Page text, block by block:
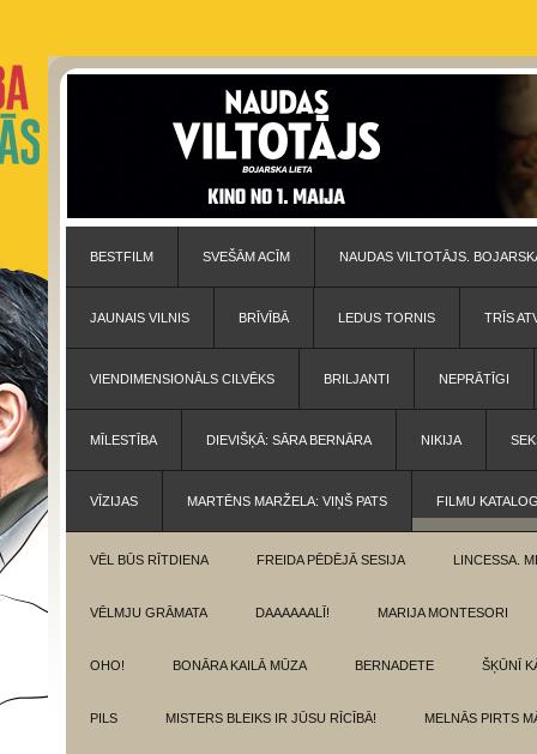
BESTFILM SVEŠĀM ACĪM NAUDAS VILTOTĀJS.
JAUNAIS VILNIS BRĪVĪBĀ LEDUS TORNIS TRĪS
VIENDIMENSIONĀLS CILVĒKS BRILJANTI NEPRĀTĪGI
MĪLESTĪBA DIEVIŠĶĀ: SĀRA BERNĀRA NIKIJA
VĪZIJAS MARTĒNS MARŽELA: VIŅŠ PATS FILMU
VĒL BŪS RĪTDIENA FREIDA PĒDĒJĀ SESIJA LINCESSA.
VĒLMJU GRĀMATA DAAAAAALĪ! MARIJA MONTESORI
OHO! BONĀRA KAILĀ MŪZA BERNADETE ŠĶŪNĪ
PILS MISTERS BLEIKS IR JŪSU RĪCĪBĀ! MELNĀS PIRTS